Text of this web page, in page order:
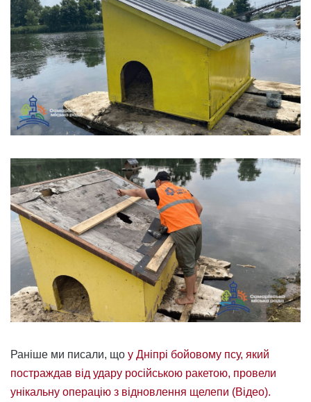
Раніше ми писали, що у Дніпрі бойовому псу, який
постраждав від удару російською ракетою, провели
унікальну операцію з відновлення щелепи (Відео).